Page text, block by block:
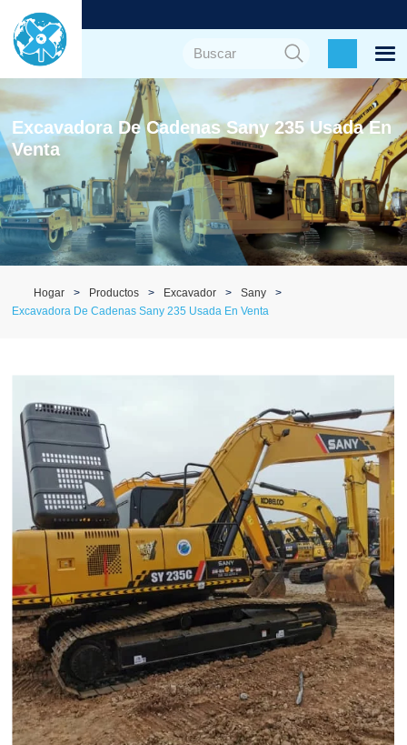
Excavadora De Cadenas Sany 235 Usada En
Venta
Hogar Productos Excavador
Sany
Excavadora De Cadenas Sany 235 Usada En Venta